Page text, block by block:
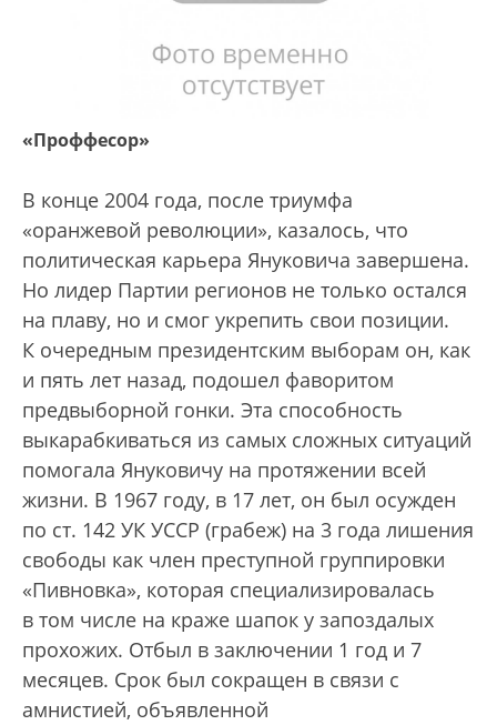
«Проффесор»
В конце 2004 года, после триумфа
«оранжевой революции», казалось, что
политическая карьера Януковича завершена.
Но лидер Партии регионов не только остался
на плаву, но и смог укрепить свои позиции.
К очередным президентским выборам он, как
и пять лет назад, подошел фаворитом
предвыборной гонки. Эта способность
выкарабкиваться из самых сложных ситуаций
помогала Януковичу на протяжении всей
жизни. В 1967 году, в 17 лет, он был осужден
по ст. 142 УК УССР (грабеж) на 3 года лишения
свободы как член преступной группировки
«Пивновка», которая специализировалась
в том числе на краже шапок у запоздалых
прохожих. Отбыл в заключении 1 год и 7
месяцев. Срок был сокращен в связи с
амнистией, объявленной